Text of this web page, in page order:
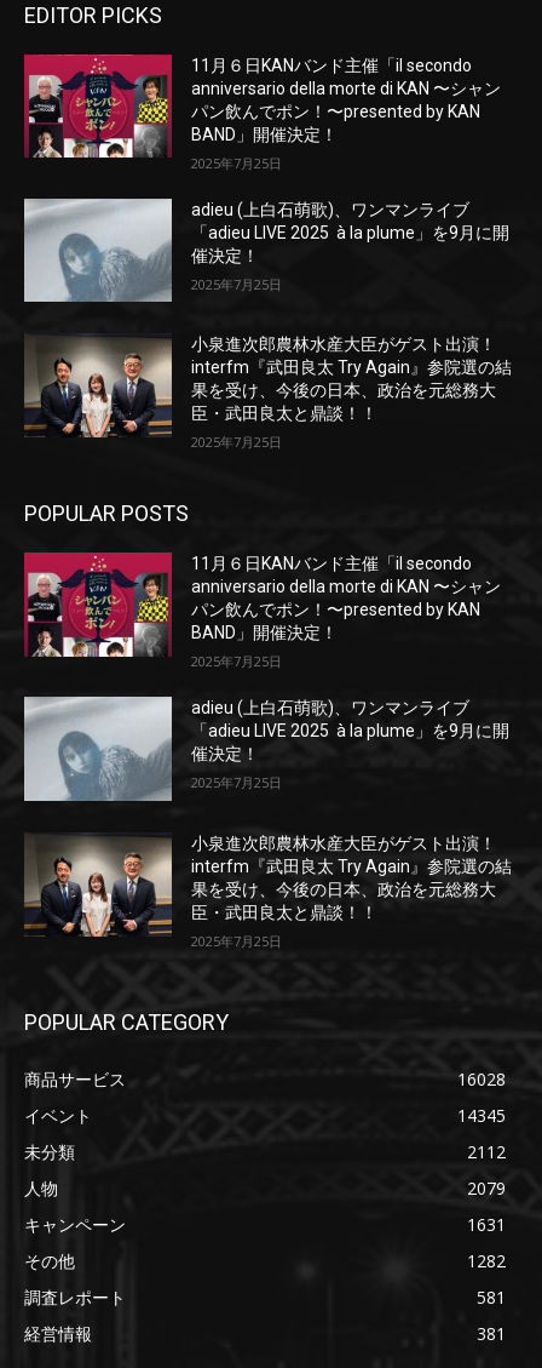
EDITOR PICKS
11月６日KANバンド主催「il secondo
anniversario della morte di KAN 〜シャン
パン飲んでポン！〜presented by KAN
BAND」開催決定！
2025年7月25日
adieu (上白石萌歌)、ワンマンライブ
「adieu LIVE 2025 à la plume」を9月に開
催決定！
2025年7月25日
小泉進次郎農林水産大臣がゲスト出演！
interfm『武田良太 Try Again』参院選の結
果を受け、今後の日本、政治を元総務大
臣・武田良太と鼎談！！
2025年7月25日
POPULAR POSTS
11月６日KANバンド主催「il secondo
anniversario della morte di KAN 〜シャン
パン飲んでポン！〜presented by KAN
BAND」開催決定！
2025年7月25日
adieu (上白石萌歌)、ワンマンライブ
「adieu LIVE 2025 à la plume」を9月に開
催決定！
2025年7月25日
小泉進次郎農林水産大臣がゲスト出演！
interfm『武田良太 Try Again』参院選の結
果を受け、今後の日本、政治を元総務大
臣・武田良太と鼎談！！
2025年7月25日
POPULAR CATEGORY
商品サービス
16028
イベント
14345
未分類
2112
人物
2079
キャンペーン
1631
その他
1282
調査レポート
581
経営情報
381